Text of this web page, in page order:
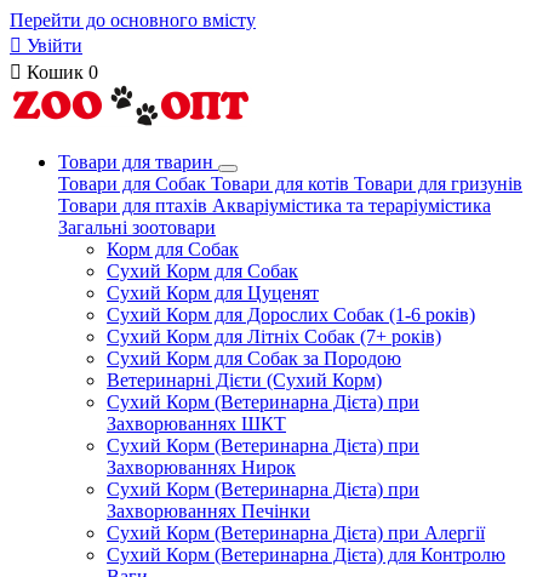
Перейти до основного вмісту
 Увійти
 Кошик 0
Товари для тварин
Товари для Собак Товари для котів Товари для гризунів
Товари для птахів Акваріумістика та тераріумістика
Загальні зоотовари
Корм для Собак
Сухий Корм для Собак
Сухий Корм для Цуценят
Сухий Корм для Дорослих Собак (1-6 років)
Сухий Корм для Літніх Собак (7+ років)
Сухий Корм для Собак за Породою
Ветеринарні Дієти (Сухий Корм)
Сухий Корм (Ветеринарна Дієта) при
Захворюваннях ШКТ
Сухий Корм (Ветеринарна Дієта) при
Захворюваннях Нирок
Сухий Корм (Ветеринарна Дієта) при
Захворюваннях Печінки
Сухий Корм (Ветеринарна Дієта) при Алергії
Сухий Корм (Ветеринарна Дієта) для Контролю